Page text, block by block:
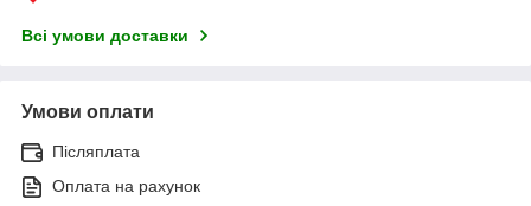
Всі умови доставки
Умови оплати
Післяплата
Оплата на рахунок